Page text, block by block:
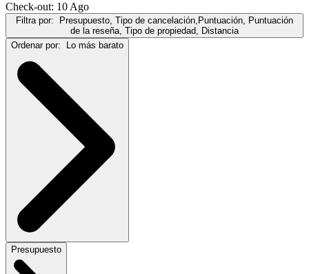
Check-out: 10 Ago
Filtra por:
Presupuesto, Tipo de cancelación,Puntuación, Puntuación
de la reseña, Tipo de propiedad, Distancia
Ordenar por:
Lo más barato
Presupuesto